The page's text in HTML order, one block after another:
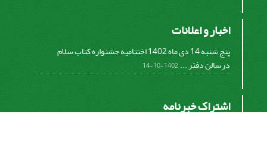
اخبار و اعلانات
پنج شنبه 14 دی ماه 1402 اختتامیه جشنواره کتاب سلام
درسالن دفتر ...1402-10-14
اشتراک خبرنامه